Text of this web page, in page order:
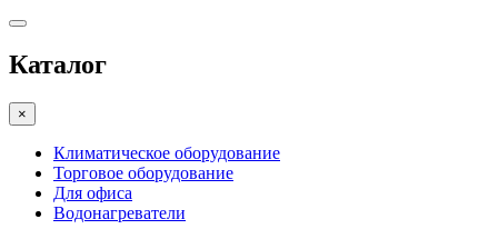
Каталог
×
Климатическое оборудование
Торговое оборудование
Для офиса
Водонагреватели